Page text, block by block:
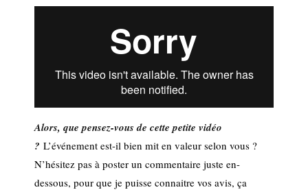
Alors, que pensez-vous de cette petite vidéo
? L’événement est-il bien mit en valeur selon vous ?
N’hésitez pas à poster un commentaire juste en-
dessous, pour que je puisse connaitre vos avis, ça